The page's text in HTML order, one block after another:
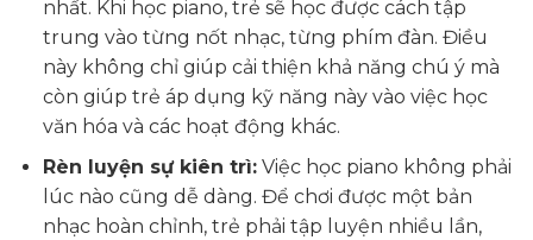
nhất. Khi học piano, trẻ sẽ học được cách tập
trung vào từng nốt nhạc, từng phím đàn. Điều
này không chỉ giúp cải thiện khả năng chú ý mà
còn giúp trẻ áp dụng kỹ năng này vào việc học
văn hóa và các hoạt động khác.
Rèn luyện sự kiên trì:Việc học piano không phải
lúc nào cũng dễ dàng. Để chơi được một bản
nhạc hoàn chỉnh, trẻ phải tập luyện nhiều lần,